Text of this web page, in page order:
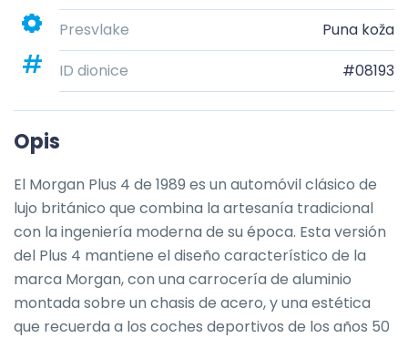
Presvlake
Puna koža
ID dionice
#08193
Opis
El Morgan Plus 4 de 1989 es un automóvil clásico de
lujo británico que combina la artesanía tradicional
con la ingeniería moderna de su época. Esta versión
del Plus 4 mantiene el diseño característico de la
marca Morgan, con una carrocería de aluminio
montada sobre un chasis de acero, y una estética
que recuerda a los coches deportivos de los años 50